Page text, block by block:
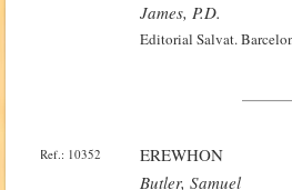
James, P.d.
Editorial Salvat.
Ref.: 10352
EREWHON
Butler, Samuel